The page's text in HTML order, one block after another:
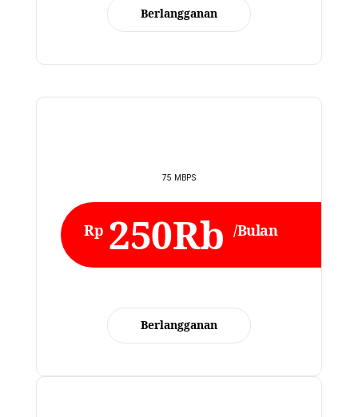
Berlangganan
75 MBPS
Rp 250Rb /Bulan
Berlangganan